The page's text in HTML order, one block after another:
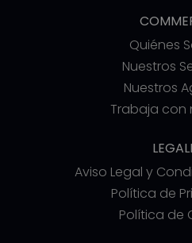
Quiénes
Nuestros
Nuestros
Trabaja con
Aviso Legal y
Política de
Política de